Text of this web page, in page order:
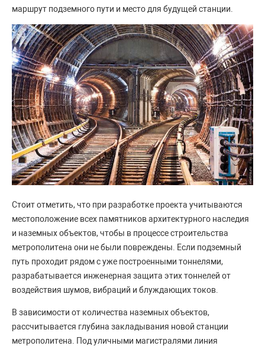
маршрут подземного пути и место для будущей станции.
Стоит отметить, что при разработке проекта учитываются
местоположение всех памятников архитектурного наследия
и наземных объектов, чтобы в процессе строительства
метрополитена они не были повреждены. Если подземный
путь проходит рядом с уже построенными тоннелями,
разрабатывается инженерная защита этих тоннелей от
воздействия шумов, вибраций и блуждающих токов.
В зависимости от количества наземных объектов,
рассчитывается глубина закладывания новой станции
метрополитена. Под уличными магистралями линия